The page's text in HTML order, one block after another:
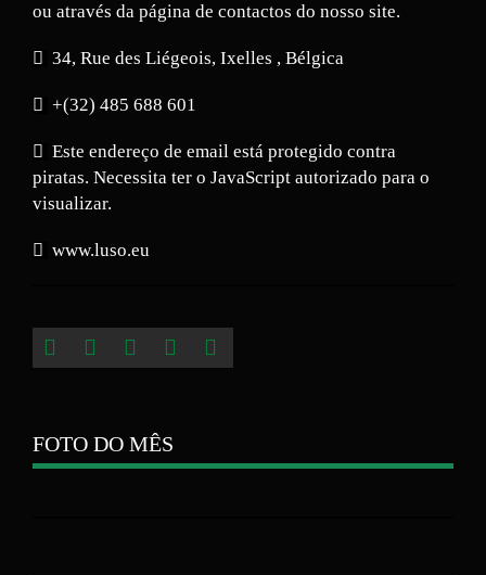
ou através da página de contactos do nosso site.
34, Rue des Liégeois, Ixelles , Bélgica
+(32) 485 688 601
Este endereço de email está protegido contra
piratas. Necessita ter o JavaScript autorizado para o
visualizar.
www.luso.eu
FOTO DO MÊS